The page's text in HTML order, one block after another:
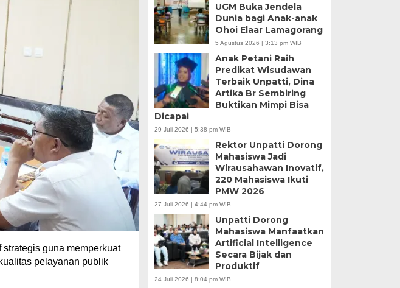
guna memperkuat
pelayanan publik
UGM Buka Jendela
Dunia bagi Anak-anak
Ohoi Elaar Lamagorang
5 Agustus 2026 | 3:13 pm WIB
Anak Petani Raih
Predikat Wisudawan
Terbaik Unpatti, Dina
Artika Br Sembiring
Buktikan Mimpi Bisa
Dicapai
29 Juli 2026 | 5:38 pm WIB
Rektor Unpatti Dorong
Mahasiswa Jadi
Wirausahawan Inovatif,
220 Mahasiswa Ikuti
PMW 2026
27 Juli 2026 | 4:44 pm WIB
Unpatti Dorong
Mahasiswa Manfaatkan
Artificial Intelligence
Secara Bijak dan
Produktif
24 Juli 2026 | 8:04 pm WIB